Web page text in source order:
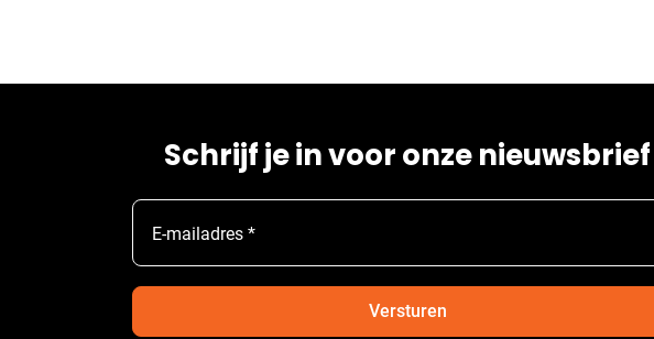
Schrijf je in voor onze nieuwsbrief
E-mailadres *
Versturen